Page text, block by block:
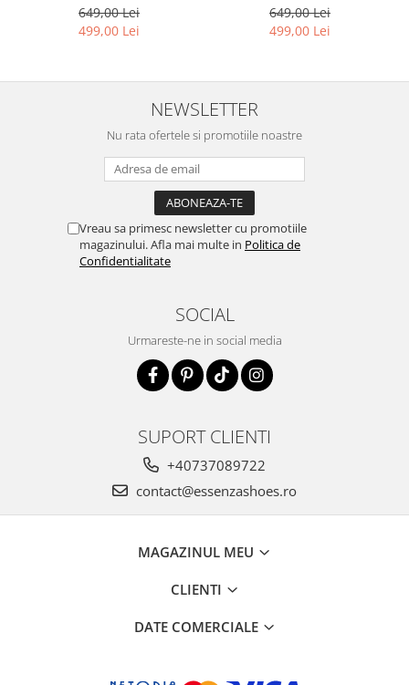
649,00 Lei
499,00 Lei
649,00 Lei
499,00 Lei
NEWSLETTER
Nu rata ofertele si promotiile noastre
Vreau sa primesc newsletter cu promotiile
magazinului. Afla mai multe in Politica de
Confidentialitate
SOCIAL
Urmareste-ne in social media
SUPORT CLIENTI
+40737089722
contact@essenzashoes.ro
MAGAZINUL MEU
CLIENTI
DATE COMERCIALE